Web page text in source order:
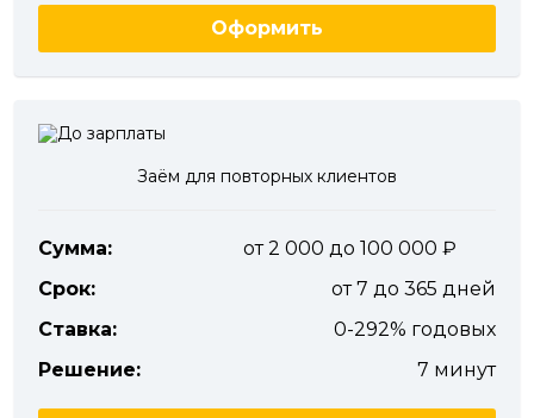
Оформить
Заём для повторных клиентов
Сумма:
от 2 000 до 100 000
Срок:
от 7 до 365 дней
Ставка:
0-292% годовых
Решение:
7 минут